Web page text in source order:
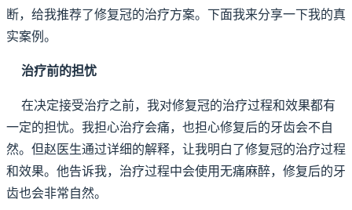
断，给我推荐了修复冠的治疗方案。下面我来分享一下我的真
实案例。
治疗前的担忧
在决定接受治疗之前，我对修复冠的治疗过程和效果都有
一定的担忧。我担心治疗会痛，也担心修复后的牙齿会不自
然。但赵医生通过详细的解释，让我明白了修复冠的治疗过程
和效果。他告诉我，治疗过程中会使用无痛麻醉，修复后的牙
齿也会非常自然。